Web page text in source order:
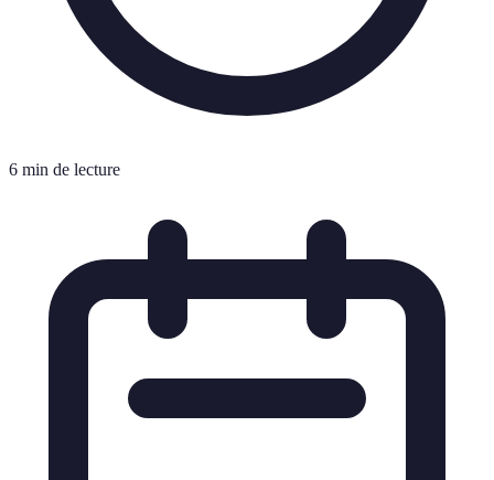
6 min de lecture